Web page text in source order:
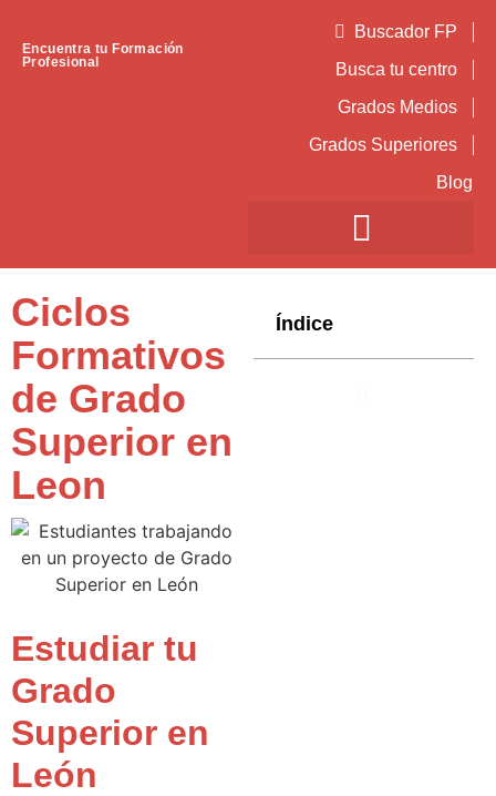
Encuentra tu Formación
Profesional
Buscador FP
Busca tu centro
Grados Medios
Grados Superiores
Blog
Ciclos
Formativos
de Grado
Superior en
Leon
Estudiar tu
Grado
Superior en
León
Índice